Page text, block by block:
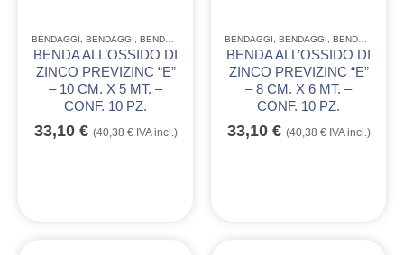
BENDAGGI , BENDAGGI , BENDAGGI
BENDA ALL’OSSIDO DI
ZINCO PREVIZINC “E”
– 10 CM. X 5 MT. –
CONF. 10 PZ.
33,10 € (40,38 €IVA incl.)
BENDAGGI , BENDAGGI , BENDAGGI
BENDA ALL’OSSIDO DI
ZINCO PREVIZINC “E”
– 8 CM. X 6 MT. –
CONF. 10 PZ.
33,10 € (40,38 €IVA incl.)